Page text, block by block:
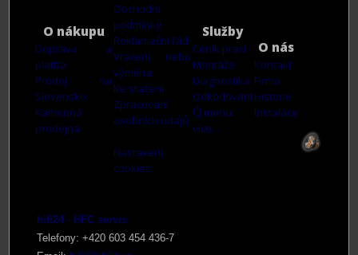
O nákupu
Doprava a
platba
Prodej na
Slovensko
Kamenná
prodejna
Obchodní
podmínky
Reklamační řád
Vrácení nebo
výměna
Ke stažení
Zpracování
osobních údajů
Nastavení
cookies
Služby
Ceník prací
Montáže
Diagnostika
Odkódování
ČJ menu
více...
O nás
Kontakt
Firma
Historie
Instalace
hifi24 - HFC servis
Telefony: +420 603 454 436-7